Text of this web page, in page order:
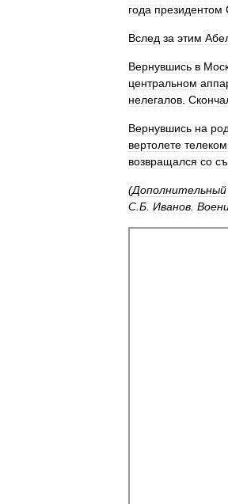
года президентом
Вслед за этим
Вернувшись в
центральном
нелегалов
Вернувшись на
вертолете
возвращался со
(Дополнительный
С Б Иванов